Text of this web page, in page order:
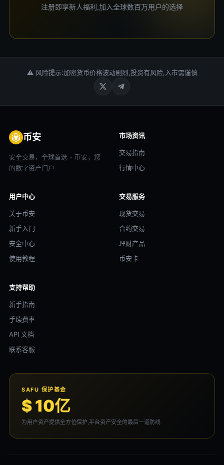
注册即享新人福利,加入全球数百万用户的选择
⚠ 风险提示:加密货币价格波动剧烈,投资有风险,入市需谨慎
币安
安全交易，全球首选 - 币安，您
的数字资产门户
市场资讯
交易指南
行情中心
用户中心
关于币安
新手入门
安全中心
使用教程
交易服务
现货交易
合约交易
理财产品
币安卡
支持帮助
新手指南
手续费率
API 文档
联系客服
SAFU 保护基金
$ 10亿
为用户资产提供全方位保护,平台资产安全的最后一道防线